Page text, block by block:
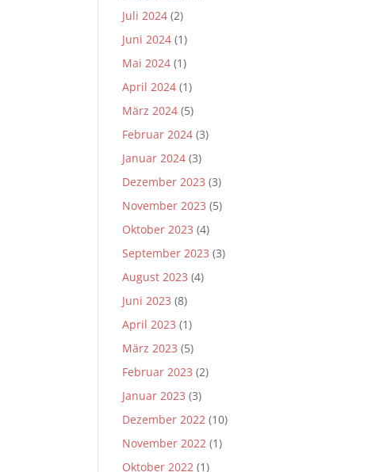
Juli 2024 (2)
Juni 2024 (1)
Mai 2024 (1)
April 2024 (1)
März 2024 (5)
Februar 2024 (3)
Januar 2024 (3)
Dezember 2023 (3)
November 2023 (5)
Oktober 2023 (4)
September 2023 (3)
August 2023 (4)
Juni 2023 (8)
April 2023 (1)
März 2023 (5)
Februar 2023 (2)
Januar 2023 (3)
Dezember 2022 (10)
November 2022 (1)
Oktober 2022 (1)